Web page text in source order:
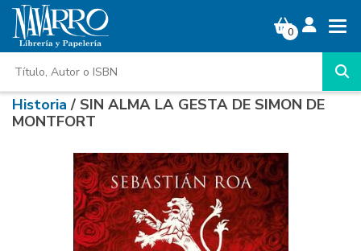
0
Historia/ SIN ALMA LA GESTA DE SIMON DE
MONTFORT